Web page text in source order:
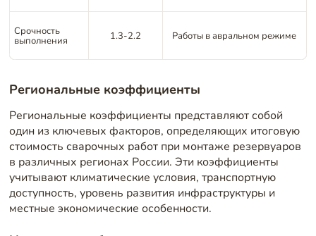
Срочность
выполнения 1.3-2.2 Работы в авральном режиме
Региональные коэффициенты
Региональные коэффициенты представляют собой
один из ключевых факторов, определяющих итоговую
стоимость сварочных работ при монтаже резервуаров
в различных регионах России. Эти коэффициенты
учитывают климатические условия, транспортную
доступность, уровень развития инфраструктуры и
местные экономические особенности.